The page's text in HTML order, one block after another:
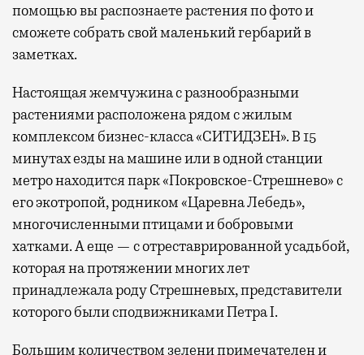
помощью вы распознаете растения по фото и
сможете собрать свой маленький гербарий в
заметках.
Настоящая жемчужина с разнообразными
растениями расположена рядом с жилым
комплексом бизнес-класса «СИТИДЗЕН». В 15
минутах езды на машине или в одной станции
метро находится парк «Покровское-Стрешнево» с
его экотропой, родником «Царевна Лебедь»,
многочисленными птицами и бобровыми
хатками. А еще — с отреставрированной усадьбой,
которая на протяжении многих лет
принадлежала роду Стрешневых, представители
которого были сподвижниками Петра I.
Большим количеством зелени примечателен и